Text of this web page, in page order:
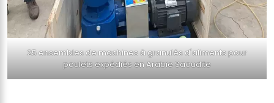
25 ensembles de machines à granulés d'aliments pour
poulets expédiés en Arabie Saoudite